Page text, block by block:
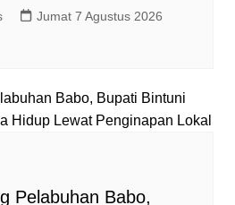
Jumat 7 Agustus 2026
Pelabuhan Babo,